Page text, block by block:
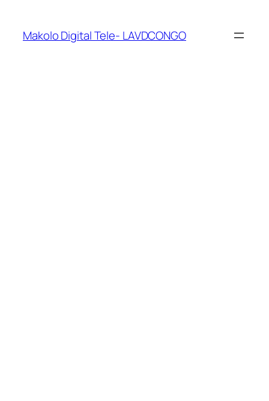
Makolo Digital Tele- LAVDCONGO